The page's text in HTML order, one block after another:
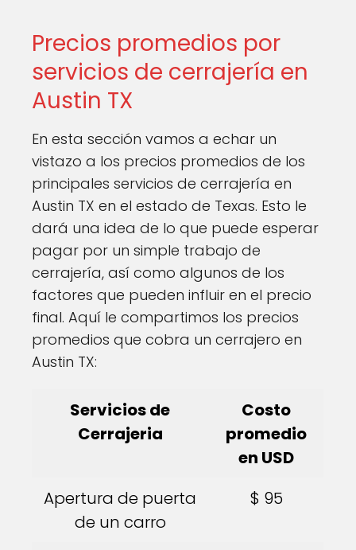
Precios promedios por
servicios de cerrajería en
Austin TX
En esta sección vamos a echar un
vistazo a los precios promedios de los
principales servicios de cerrajería en
Austin TX en el estado de Texas. Esto le
dará una idea de lo que puede esperar
pagar por un simple trabajo de
cerrajería, así como algunos de los
factores que pueden influir en el precio
final. Aquí le compartimos los precios
promedios que cobra un cerrajero en
Austin TX:
Servicios de
Cerrajeria
Costo
promedio
en USD
Apertura de puerta
de un carro
$ 95